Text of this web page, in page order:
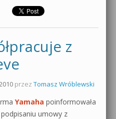
z
przez Tomasz Wróblewski
Yamaha poinformowała
umowy z